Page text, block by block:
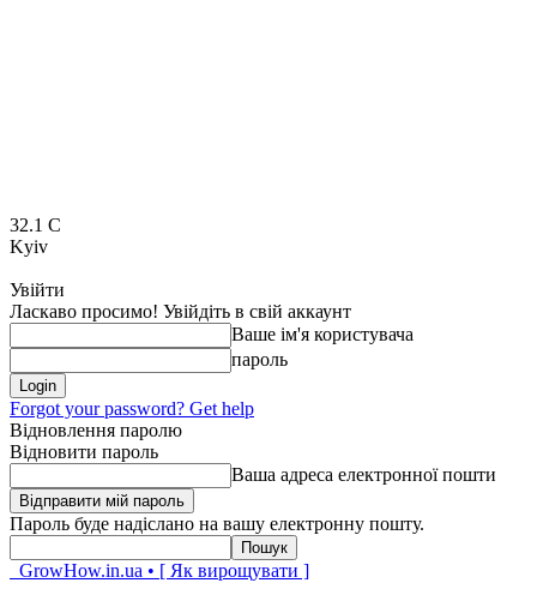
32.1 C
Kyiv
Увійти
Ласкаво просимо! Увійдіть в свій аккаунт
Ваше ім'я користувача
пароль
Forgot your password? Get help
Відновлення паролю
Відновити пароль
Ваша адреса електронної пошти
Пароль буде надіслано на вашу електронну пошту.
GrowHow.in.ua • [ Як вирощувати ]